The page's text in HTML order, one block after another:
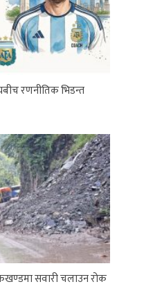
रणनीतिक भिडन्त
सवारी चलाउन रोक